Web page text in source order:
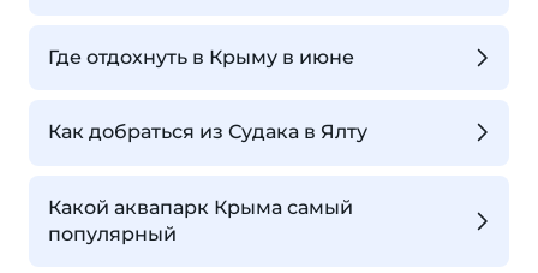
Где отдохнуть в Крыму в июне
Как добраться из Судака в Ялту
Какой аквапарк Крыма самый
популярный